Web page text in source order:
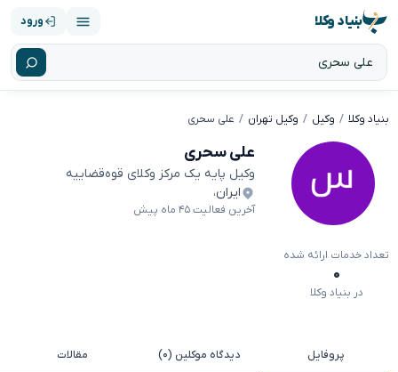
بنیاد وکلا ورود
بنیاد وکلا وکیل وکیل تهران علی سحری
علی سحری
وکیل پایه یک مرکز وکلای قوه‌قضاییه
ایران،
آخرین فعالیت ۴۵ ماه پیش
تعداد خدمات ارائه شده
۰
در بنیاد وکلا
پروفایل دیدگاه موکلین (۰) مقالات